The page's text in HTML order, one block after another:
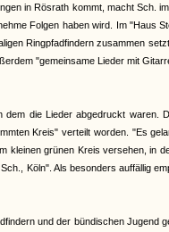
in Rösrath kommt, macht Sch.
Folgen haben wird. Im "Haus
Ringpfadfindern zusammen
"gemeinsame Lieder mit
die Lieder abgedruckt
Kreis" verteilt worden. "Es
grünen Kreis versehen, in
Köln". Als besonders auffällig
und der bündischen Jugend